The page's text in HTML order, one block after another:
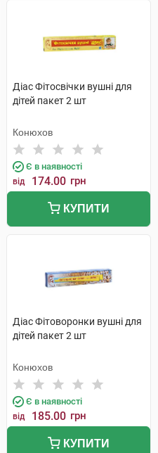
Діас Фітосвічки вушні для
дітей пакет 2 шт
Конюхов
Є в наявності
від 174.00 грн
КУПИТИ
Діас Фітоворонки вушні для
дітей пакет 2 шт
Конюхов
Є в наявності
від 185.00 грн
КУПИТИ